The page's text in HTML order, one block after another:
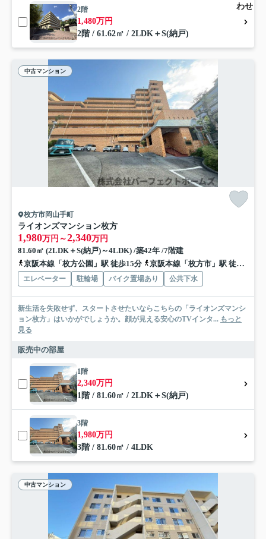
わせ
2階
1,480万円
2階 / 61.62㎡ / 2LDK＋S(納戸)
中古マンション
枚方市岡山手町
ライオンズマンション枚方
1,980万円～2,340万円
81.60㎡ (2LDK＋S(納戸)～4LDK) /築42年 /7階建
京阪本線「枚方公園」駅 徒歩15分
京阪本線「枚方市」駅 徒歩13分
エレベーター 駐輪場 バイク置場あり 公共下水
新生活を失敗せず、スタートさせたいならこちらの「ライオンズマンシ
ョン枚方」はいかがでしょうか。顔が見える安心のTVインタ... もっと
見る
販売中の部屋
1階
2,340万円
1階 / 81.60㎡ / 2LDK＋S(納戸)
3階
1,980万円
3階 / 81.60㎡ / 4LDK
中古マンション